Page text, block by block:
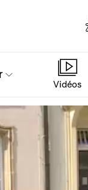
Vidéos